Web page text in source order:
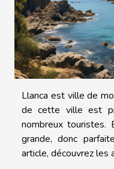
Llanca est ville de
de cette ville est
nombreux
grande, donc
article, découvrez les